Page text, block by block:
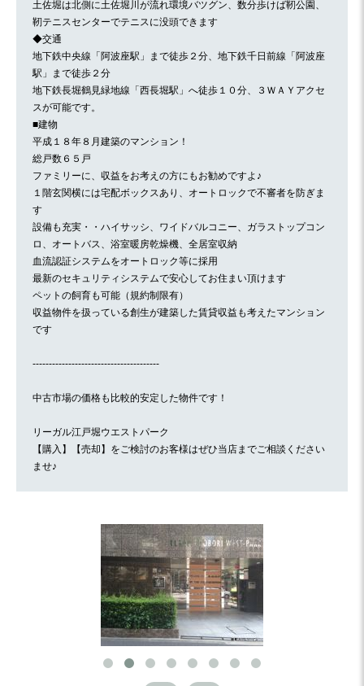
土佐堀は北側に土佐堀川が流れ環境バツグン、数分歩けば靭公園、
靭テニスセンターでテニスに没頭できます
◆交通
地下鉄中央線「阿波座駅」まで徒歩２分、地下鉄千日前線「阿波座
駅」まで徒歩２分
地下鉄長堀鶴見緑地線「西長堀駅」へ徒歩１０分、３ＷＡＹアクセ
スが可能です。
■建物
平成１８年８月建築のマンション！
総戸数６５戸
ファミリーに、収益をお考えの方にもお勧めですよ♪
１階玄関横には宅配ボックスあり、オートロックで不審者を防ぎま
す
設備も充実・・ハイサッシ、ワイドバルコニー、ガラストップコン
ロ、オートバス、浴室暖房乾燥機、全居室収納
血流認証システムをオートロック等に採用
最新のセキュリティシステムで安心してお住まい頂けます
ペットの飼育も可能（規約制限有）
収益物件を扱っている創生が建築した賃貸収益も考えたマンション
です
---------------------------------------
中古市場の価格も比較的安定した物件です！
リーガル江戸堀ウエストパーク
【購入】【売却】をご検討のお客様はぜひ当店までご相談ください
ませ♪